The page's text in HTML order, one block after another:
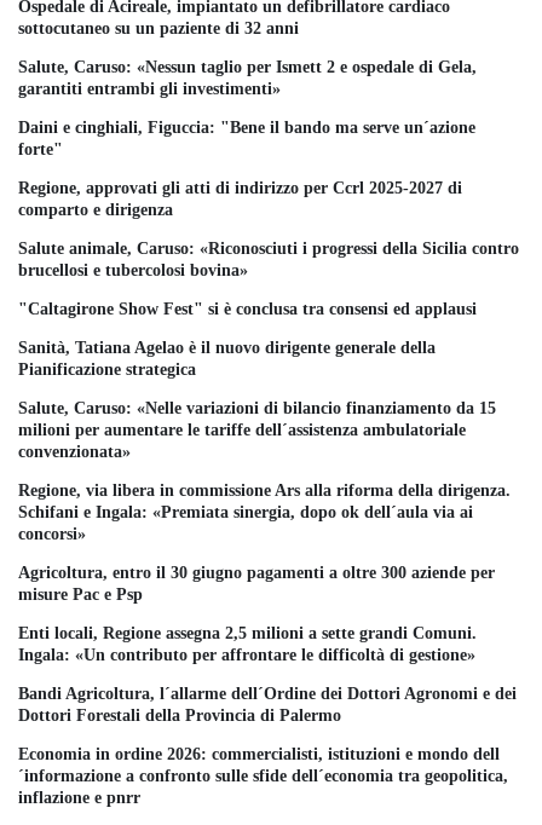
Ospedale di Acireale, impiantato un defibrillatore cardiaco
sottocutaneo su un paziente di 32 anni
Salute, Caruso: «Nessun taglio per Ismett 2 e ospedale di Gela,
garantiti entrambi gli investimenti»
Daini e cinghiali, Figuccia: "Bene il bando ma serve un´azione
forte"
Regione, approvati gli atti di indirizzo per Ccrl 2025-2027 di
comparto e dirigenza
Salute animale, Caruso: «Riconosciuti i progressi della Sicilia contro
brucellosi e tubercolosi bovina»
"Caltagirone Show Fest" si è conclusa tra consensi ed applausi
Sanità, Tatiana Agelao è il nuovo dirigente generale della
Pianificazione strategica
Salute, Caruso: «Nelle variazioni di bilancio finanziamento da 15
milioni per aumentare le tariffe dell´assistenza ambulatoriale
convenzionata»
Regione, via libera in commissione Ars alla riforma della dirigenza.
Schifani e Ingala: «Premiata sinergia, dopo ok dell´aula via ai
concorsi»
Agricoltura, entro il 30 giugno pagamenti a oltre 300 aziende per
misure Pac e Psp
Enti locali, Regione assegna 2,5 milioni a sette grandi Comuni.
Ingala: «Un contributo per affrontare le difficoltà di gestione»
Bandi Agricoltura, l´allarme dell´Ordine dei Dottori Agronomi e dei
Dottori Forestali della Provincia di Palermo
Economia in ordine 2026: commercialisti, istituzioni e mondo dell
´informazione a confronto sulle sfide dell´economia tra geopolitica,
inflazione e pnrr